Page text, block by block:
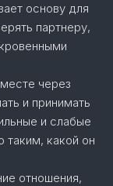
основу для
партнеру,
через
и принимать
и слабые
таким, какой он
отношения,